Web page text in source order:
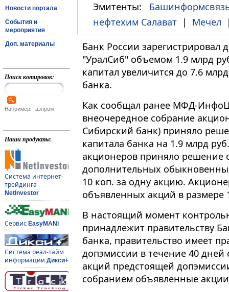
Новости портала
События и
мероприятия
Доп. материалы
Поиск котировок:
Например: Газпром
Наши продукты:
Система интернет-
трейдинга
NetInvestor
Сервис EasyMANi
Система реал-тайм
информации Дикси+
Эмитенты:
нефтехим Салават | Мечел
Банк России зарегистрировал
"УралСиб" объемом 1.9 млрд
капитал увеличится до 7.6
банка.
Как сообщал ранее МФД-
внеочередное собрание
Сибирский банк) приняло
капитала банка на 1.9 млрд
акционеров приняло решение
дополнительных
10 коп. за одну акцию.
объявленных акций в размере
В настоящий момент
принадлежит правительству
банка, правительство имеет
допэмиссии в течение 40 дней
акций предстоящей
собранием объявленные